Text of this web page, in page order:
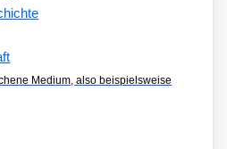
Medium, also beispielsweise